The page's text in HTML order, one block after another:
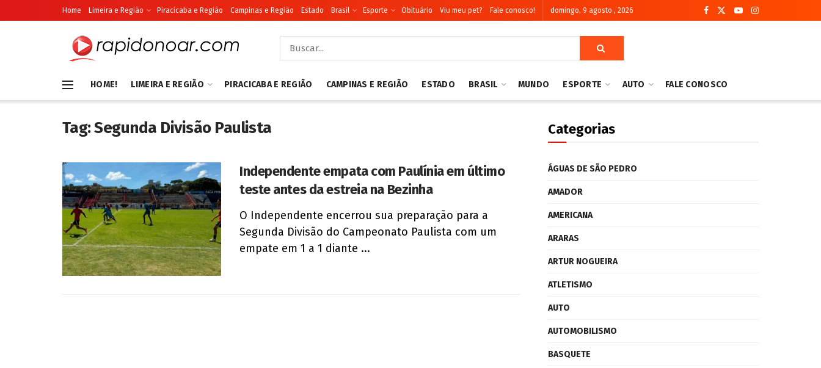
Home Limeira e Região Piracicaba e Região Campinas e Região Estado Brasil Esporte Obituário Viu meu pet? Fale conosco! domingo, 9 agosto , 2026
HOME! LIMEIRA E REGIÃO PIRACICABA E REGIÃO CAMPINAS E REGIÃO ESTADO BRASIL MUNDO ESPORTE AUTO FALE CONOSCO
Tag:Segunda Divisão Paulista
Independente empata com Paulínia em último
teste antes da estreia na Bezinha
O Independente encerrou sua preparação para a
Segunda Divisão do Campeonato Paulista com um
empate em 1 a 1 diante ...
Categorias
ÁGUAS DE SÃO PEDRO
AMADOR
AMERICANA
ARARAS
ARTUR NOGUEIRA
ATLETISMO
AUTO
AUTOMOBILISMO
BASQUETE